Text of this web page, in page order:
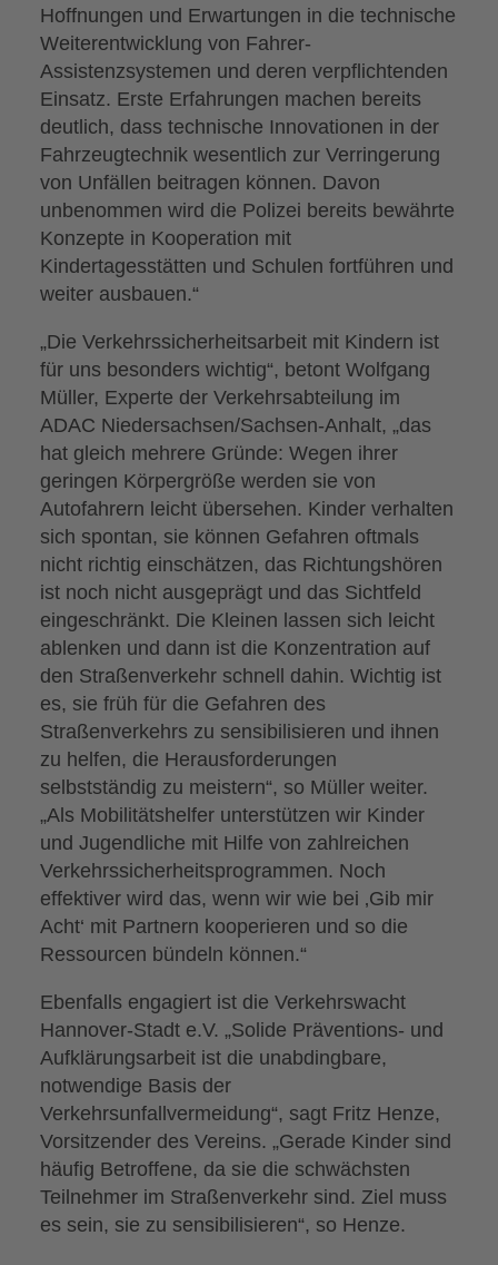
Hoffnungen und Erwartungen in die technische
Weiterentwicklung von Fahrer-
Assistenzsystemen und deren verpflichtenden
Einsatz. Erste Erfahrungen machen bereits
deutlich, dass technische Innovationen in der
Fahrzeugtechnik wesentlich zur Verringerung
von Unfällen beitragen können. Davon
unbenommen wird die Polizei bereits bewährte
Konzepte in Kooperation mit
Kindertagesstätten und Schulen fortführen und
weiter ausbauen.“
„Die Verkehrssicherheitsarbeit mit Kindern ist
für uns besonders wichtig“, betont Wolfgang
Müller, Experte der Verkehrsabteilung im
ADAC Niedersachsen/Sachsen-Anhalt, „das
hat gleich mehrere Gründe: Wegen ihrer
geringen Körpergröße werden sie von
Autofahrern leicht übersehen. Kinder verhalten
sich spontan, sie können Gefahren oftmals
nicht richtig einschätzen, das Richtungshören
ist noch nicht ausgeprägt und das Sichtfeld
eingeschränkt. Die Kleinen lassen sich leicht
ablenken und dann ist die Konzentration auf
den Straßenverkehr schnell dahin. Wichtig ist
es, sie früh für die Gefahren des
Straßenverkehrs zu sensibilisieren und ihnen
zu helfen, die Herausforderungen
selbstständig zu meistern“, so Müller weiter.
„Als Mobilitätshelfer unterstützen wir Kinder
und Jugendliche mit Hilfe von zahlreichen
Verkehrssicherheitsprogrammen. Noch
effektiver wird das, wenn wir wie bei ‚Gib mir
Acht‘ mit Partnern kooperieren und so die
Ressourcen bündeln können.“
Ebenfalls engagiert ist die Verkehrswacht
Hannover-Stadt e.V. „Solide Präventions- und
Aufklärungsarbeit ist die unabdingbare,
notwendige Basis der
Verkehrsunfallvermeidung“, sagt Fritz Henze,
Vorsitzender des Vereins. „Gerade Kinder sind
häufig Betroffene, da sie die schwächsten
Teilnehmer im Straßenverkehr sind. Ziel muss
es sein, sie zu sensibilisieren“, so Henze.